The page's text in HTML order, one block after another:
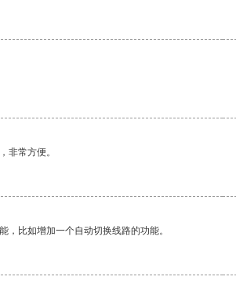
非常方便。
比如增加一个自动切换线路的功能。